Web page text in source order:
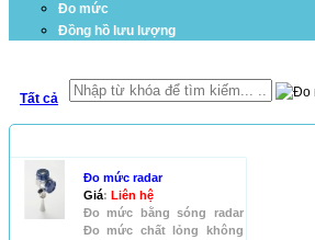
Đo mức
Đồng hồ lưu lượng
Tất cả
Đo mức radar
Giá: Liên hệ
Đo mức bằng sóng radar
Đo mức chất lỏng không